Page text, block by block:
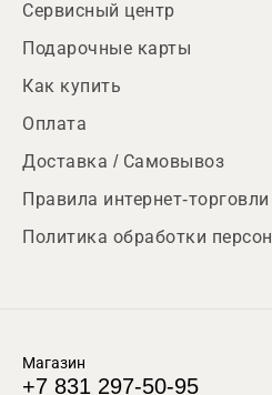
Сервисный центр
Подарочные карты
Как купить
Оплата
Доставка / Самовывоз
Правила интернет-торговли
Политика обработки
Магазин
+7 831 297-50-95